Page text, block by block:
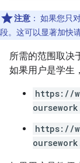
注意 ： 如果您只
段。这可以显著加快
所需的范围取决
如果用户是学生
https://
https://